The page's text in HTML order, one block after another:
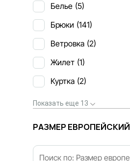
Белье (5)
Брюки (141)
Ветровка (2)
Жилет (1)
Куртка (2)
Показать еще 13
РАЗМЕР ЕВРОПЕЙСКИЙ